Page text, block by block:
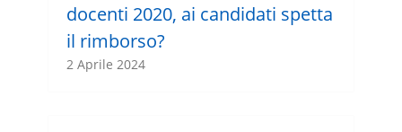
docenti 2020, ai candidati spetta
il rimborso?
2 Aprile 2024